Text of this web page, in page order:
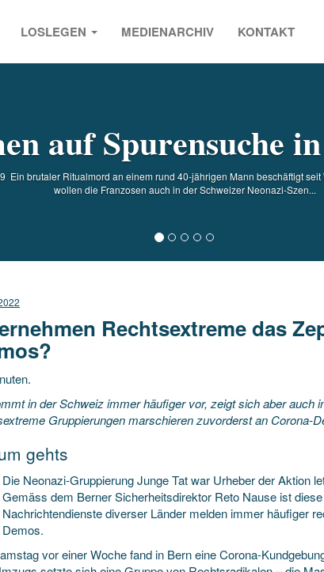
LOSLEGEN MEDIENARCHIV KONTAKT
auf Spurensuche
Ein brutaler Ritualmord an einem rund 40-jährigen Mann beschäftigt
wollen die Franzosen auch in der Schweizer Neonazi-Szen...
Rechtsextreme das
in der Schweiz immer häufiger vor, zeigt sich aber auch
Gruppierungen marschieren zuvorderst an Corona-
gehts
Die Neonazi-Gruppierung Junge Tat war Urheber der Aktion
Gemäss dem Berner Sicherheitsdirektor Reto Nause ist
Nachrichtendienste diverser Länder melden immer häufiger
Demos.
vor einer Woche fand in Bern eine Corona-